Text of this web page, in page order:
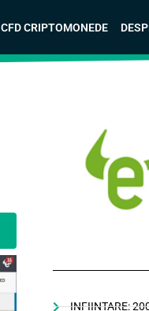
CFD CRIPTOMONEDE
INFIINTARE: